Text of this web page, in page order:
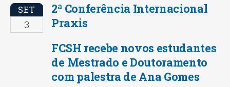
SET
3
2ª Conferência Internacional
Praxis
FCSH recebe novos estudantes
de Mestrado e Doutoramento
com palestra de Ana Gomes